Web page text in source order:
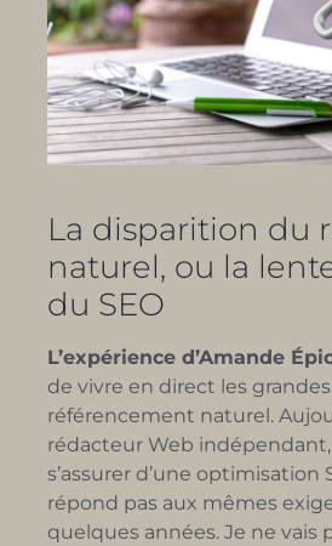
La disparition du
naturel, ou la
du SEO
L’expérience d’Amande
de vivre en direct les
référencement naturel.
rédacteur Web
s’assurer d’une optimisation
répond pas aux mêmes
quelques années. Je ne vais